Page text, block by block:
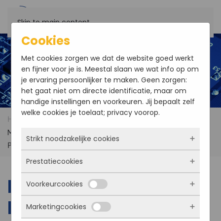
Skip to main content
Home Products
Darveen MIC-7211 Industrial
Modular Computer with 6th/7th/8th/9th Gen Intel®
Processor
Darveen MIC-7211
Industrial Modular
Cookies
Met cookies zorgen we dat de website goed werkt
en fijner voor je is. Meestal slaan we wat info op om
je ervaring persoonlijker te maken. Geen zorgen:
het gaat niet om directe identificatie, maar om
handige instellingen en voorkeuren. Jij bepaalt zelf
welke cookies je toelaat; privacy voorop.
Strikt noodzakelijke cookies
Deze cookies zorgen ervoor dat de website
überhaupt werkt. Ze zijn dus altijd actief en
kunnen niet worden uitgezet. Meestal worden
ze alleen geplaatst als jij iets doet, zoals
inloggen, een formulier invullen of je
Prestatiecookies
Met deze cookies zien we hoe vaak onze site
bezocht wordt, waar bezoekers vandaan
komen en welke pagina’s populair zijn. Zo
Voorkeurcookies
Deze cookies onthouden jouw voorkeuren.
Marketingcookies